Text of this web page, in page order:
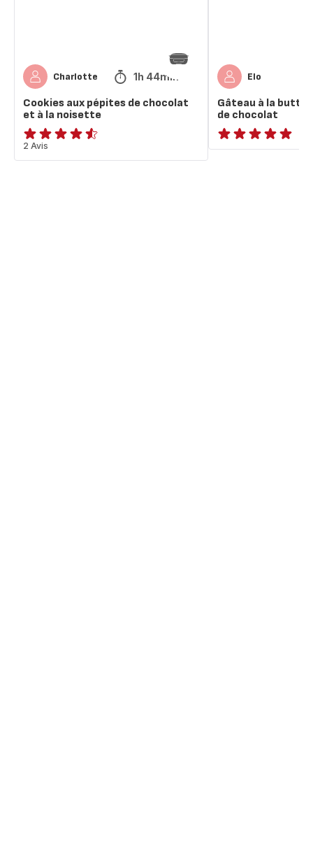
Charlotte 1h 44min
Cookies aux pépites de chocolat
et à la noisette
ratings.4.5
2 Avis
Elo
Gâteau à la
de chocolat
ratings.NaN